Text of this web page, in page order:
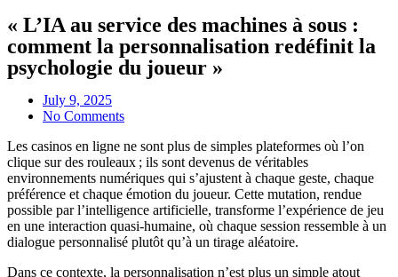
« L’IA au service des machines à sous :
comment la personnalisation redéfinit la
psychologie du joueur »
July 9, 2025
No Comments
Les casinos en ligne ne sont plus de simples plateformes où l’on
clique sur des rouleaux ; ils sont devenus de véritables
environnements numériques qui s’ajustent à chaque geste, chaque
préférence et chaque émotion du joueur. Cette mutation, rendue
possible par l’intelligence artificielle, transforme l’expérience de jeu
en une interaction quasi‑humaine, où chaque session ressemble à un
dialogue personnalisé plutôt qu’à un tirage aléatoire.
Dans ce contexte, la personnalisation n’est plus un simple atout